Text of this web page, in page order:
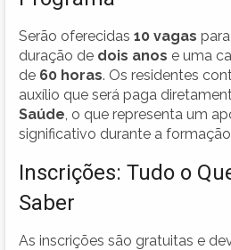
Serão oferecidas 10 vagas
duração de dois anos e uma
de 60 horas. Os residentes
auxílio que será paga
Saúde , o que representa um
significativo durante a
Inscrições: Tudo o
Saber
As inscrições são gratuitas e